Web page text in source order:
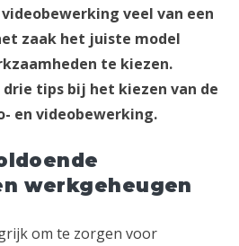
veel van een
zaak het juiste model
te kiezen.
tips bij het kiezen van de
en videobewerking.
werkgeheugen
om te zorgen voor